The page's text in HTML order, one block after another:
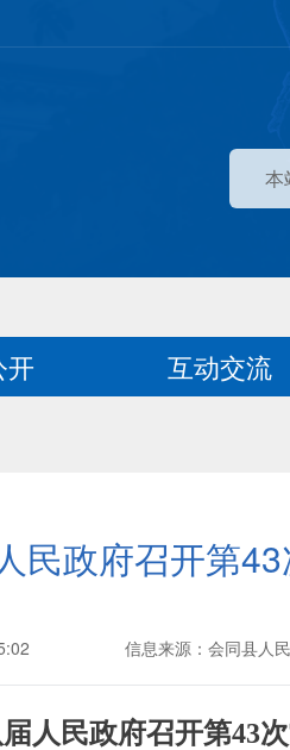
本
开 互动交流
民政府召开第
信息来源：会同县人
人民政府召开第43次